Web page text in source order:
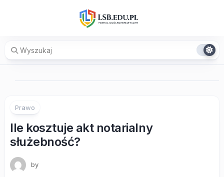
Prawo
Ile kosztuje akt notarialny
służebność?
by